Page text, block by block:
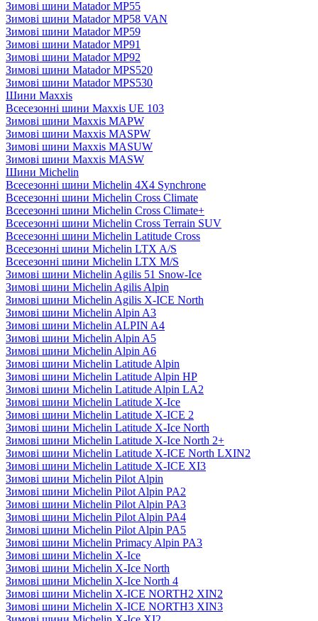
Зимові шини Matador MP55
Зимові шини Matador MP58 VAN
Зимові шини Matador MP59
Зимові шини Matador MP91
Зимові шини Matador MP92
Зимові шини Matador MPS520
Зимові шини Matador MPS530
Шини Maxxis
Всесезонні шини Maxxis UE 103
Зимові шини Maxxis MAPW
Зимові шини Maxxis MASPW
Зимові шини Maxxis MASUW
Зимові шини Maxxis MASW
Шини Michelin
Всесезонні шини Michelin 4X4 Synchrone
Всесезонні шини Michelin Cross Climate
Всесезонні шини Michelin Cross Climate+
Всесезонні шини Michelin Cross Terrain SUV
Всесезонні шини Michelin Latitude Cross
Всесезонні шини Michelin LTX A/S
Всесезонні шини Michelin LTX M/S
Зимові шини Michelin Agilis 51 Snow-Ice
Зимові шини Michelin Agilis Alpin
Зимові шини Michelin Agilis X-ICE North
Зимові шини Michelin Alpin A3
Зимові шини Michelin ALPIN A4
Зимові шини Michelin Alpin A5
Зимові шини Michelin Alpin A6
Зимові шини Michelin Latitude Alpin
Зимові шини Michelin Latitude Alpin HP
Зимові шини Michelin Latitude Alpin LA2
Зимові шини Michelin Latitude X-Ice
Зимові шини Michelin Latitude X-ICE 2
Зимові шини Michelin Latitude X-Ice North
Зимові шини Michelin Latitude X-Ice North 2+
Зимові шини Michelin Latitude X-ICE North LXIN2
Зимові шини Michelin Latitude X-ICE XI3
Зимові шини Michelin Pilot Alpin
Зимові шини Michelin Pilot Alpin PA2
Зимові шини Michelin Pilot Alpin PA3
Зимові шини Michelin Pilot Alpin PA4
Зимові шини Michelin Pilot Alpin PA5
Зимові шини Michelin Primacy Alpin PA3
Зимові шини Michelin X-Ice
Зимові шини Michelin X-Ice North
Зимові шини Michelin X-Ice North 4
Зимові шини Michelin X-ICE NORTH2 XIN2
Зимові шини Michelin X-ICE NORTH3 XIN3